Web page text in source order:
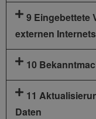
9 Eingebettete
externen
10
11
Daten